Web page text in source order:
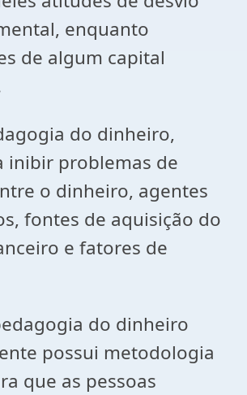
enquanto
de algum capital
do dinheiro,
inibir problemas de
o dinheiro, agentes
fontes de aquisição do
e fatores de
do dinheiro
possui metodologia
que as pessoas